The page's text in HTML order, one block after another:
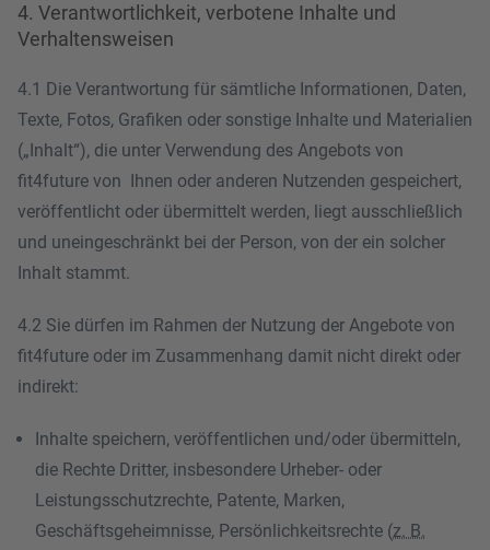
4. Verantwortlichkeit, verbotene Inhalte und
Verhaltensweisen
4.1 Die Verantwortung für sämtliche Informationen, Daten,
Texte, Fotos, Grafiken oder sonstige Inhalte und Materialien
(„Inhalt“), die unter Verwendung des Angebots von
fit4future von Ihnen oder anderen Nutzenden gespeichert,
veröffentlicht oder übermittelt werden, liegt ausschließlich
und uneingeschränkt bei der Person, von der ein solcher
Inhalt stammt.
4.2 Sie dürfen im Rahmen der Nutzung der Angebote von
fit4future oder im Zusammenhang damit nicht direkt oder
indirekt:
Inhalte speichern, veröffentlichen und/oder übermitteln,
die Rechte Dritter, insbesondere Urheber- oder
Leistungsschutzrechte, Patente, Marken,
Geschäftsgeheimnisse, Persönlichkeitsrechte (z. B.